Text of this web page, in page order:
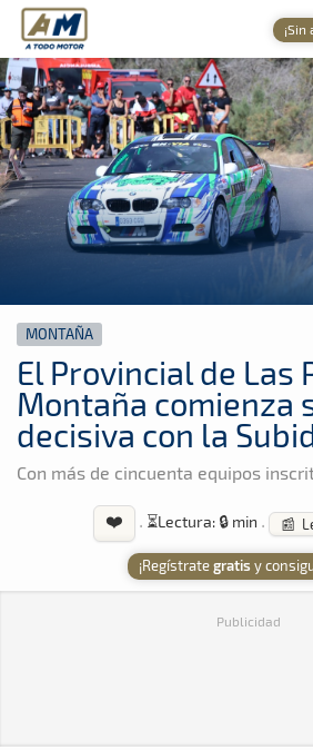
A Todo Motor · Revista del
A Todo Motor » Noticias » Montaña
MONTAÑA
El Provincial de Las
Montaña comienza
decisiva con la
Con más de cincuenta equipos
❤️ · ⏳Lectura: 🔒 min · 📰
¡Regístrategratis y
Publicidad